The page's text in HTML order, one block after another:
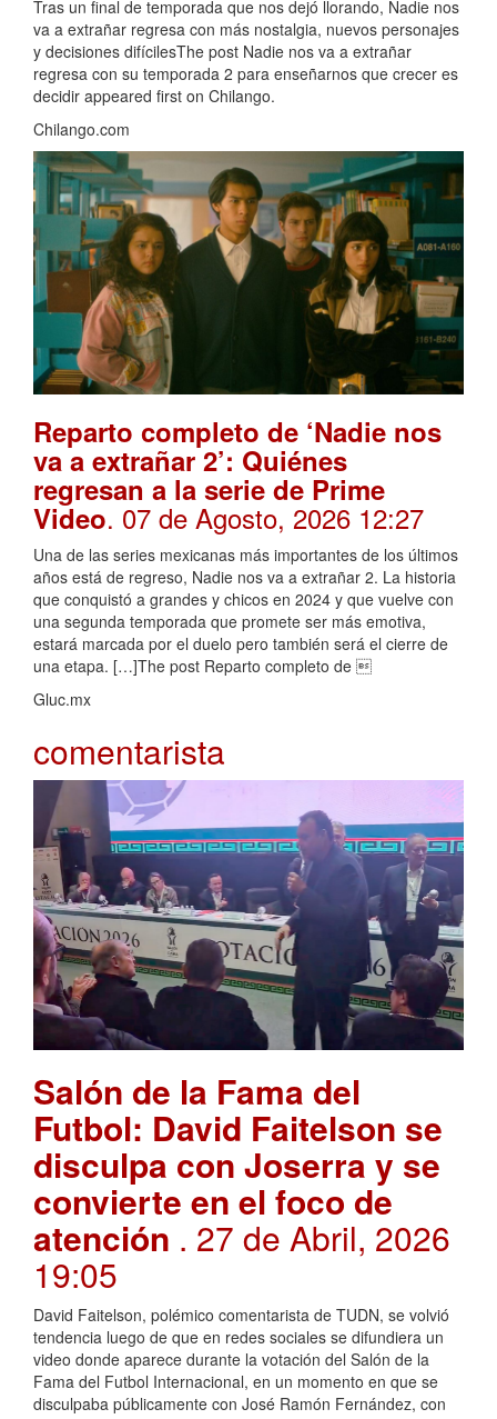
Tras un final de temporada que nos dejó llorando, Nadie nos
va a extrañar regresa con más nostalgia, nuevos personajes
y decisiones difícilesThe post Nadie nos va a extrañar
regresa con su temporada 2 para enseñarnos que crecer es
decidir appeared first on Chilango.
Chilango.com
Reparto completo de ‘Nadie nos
va a extrañar 2’: Quiénes
regresan a la serie de Prime
Video. 07 de Agosto, 2026 12:27
Una de las series mexicanas más importantes de los últimos
años está de regreso, Nadie nos va a extrañar 2. La historia
que conquistó a grandes y chicos en 2024 y que vuelve con
una segunda temporada que promete ser más emotiva,
estará marcada por el duelo pero también será el cierre de
una etapa. […]The post Reparto completo de 
Gluc.mx
comentarista
Salón de la Fama del
Futbol: David Faitelson se
disculpa con Joserra y se
convierte en el foco de
atención . 27 de Abril, 2026
19:05
David Faitelson, polémico comentarista de TUDN, se volvió
tendencia luego de que en redes sociales se difundiera un
video donde aparece durante la votación del Salón de la
Fama del Futbol Internacional, en un momento en que se
disculpaba públicamente con José Ramón Fernández, con